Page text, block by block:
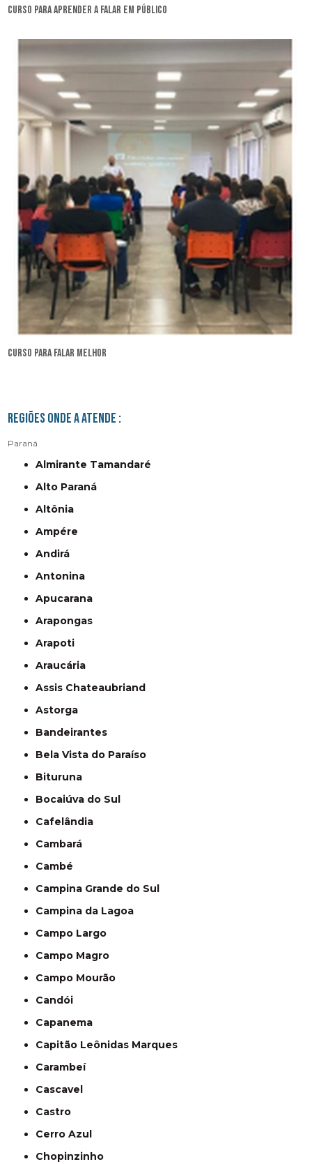
curso para aprender a falar em público
curso para falar melhor
Regiões onde a atende :
Paraná
Almirante Tamandaré
Alto Paraná
Altônia
Ampére
Andirá
Antonina
Apucarana
Arapongas
Arapoti
Araucária
Assis Chateaubriand
Astorga
Bandeirantes
Bela Vista do Paraíso
Bituruna
Bocaiúva do Sul
Cafelândia
Cambará
Cambé
Campina Grande do Sul
Campina da Lagoa
Campo Largo
Campo Magro
Campo Mourão
Candói
Capanema
Capitão Leônidas Marques
Carambeí
Cascavel
Castro
Cerro Azul
Chopinzinho